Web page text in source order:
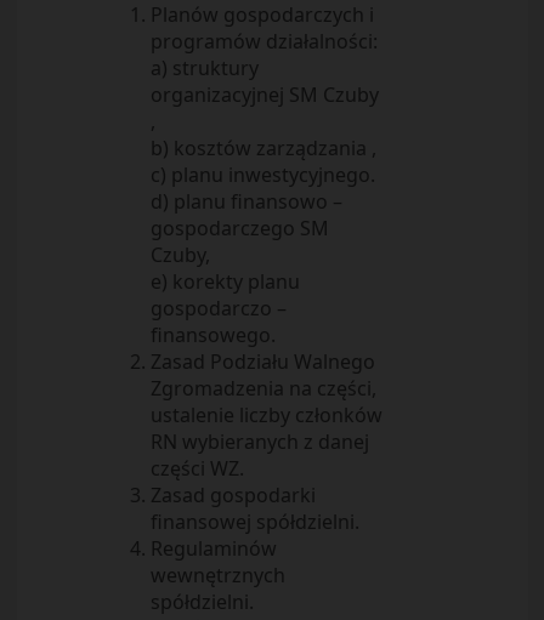
Planów gospodarczych i
programów działalności:
a) struktury
organizacyjnej SM Czuby
,
b) kosztów zarządzania ,
c) planu inwestycyjnego.
d) planu finansowo –
gospodarczego SM
Czuby,
e) korekty planu
gospodarczo –
finansowego.
Zasad Podziału Walnego
Zgromadzenia na części,
ustalenie liczby członków
RN wybieranych z danej
części WZ.
Zasad gospodarki
finansowej spółdzielni.
Regulaminów
wewnętrznych
spółdzielni.